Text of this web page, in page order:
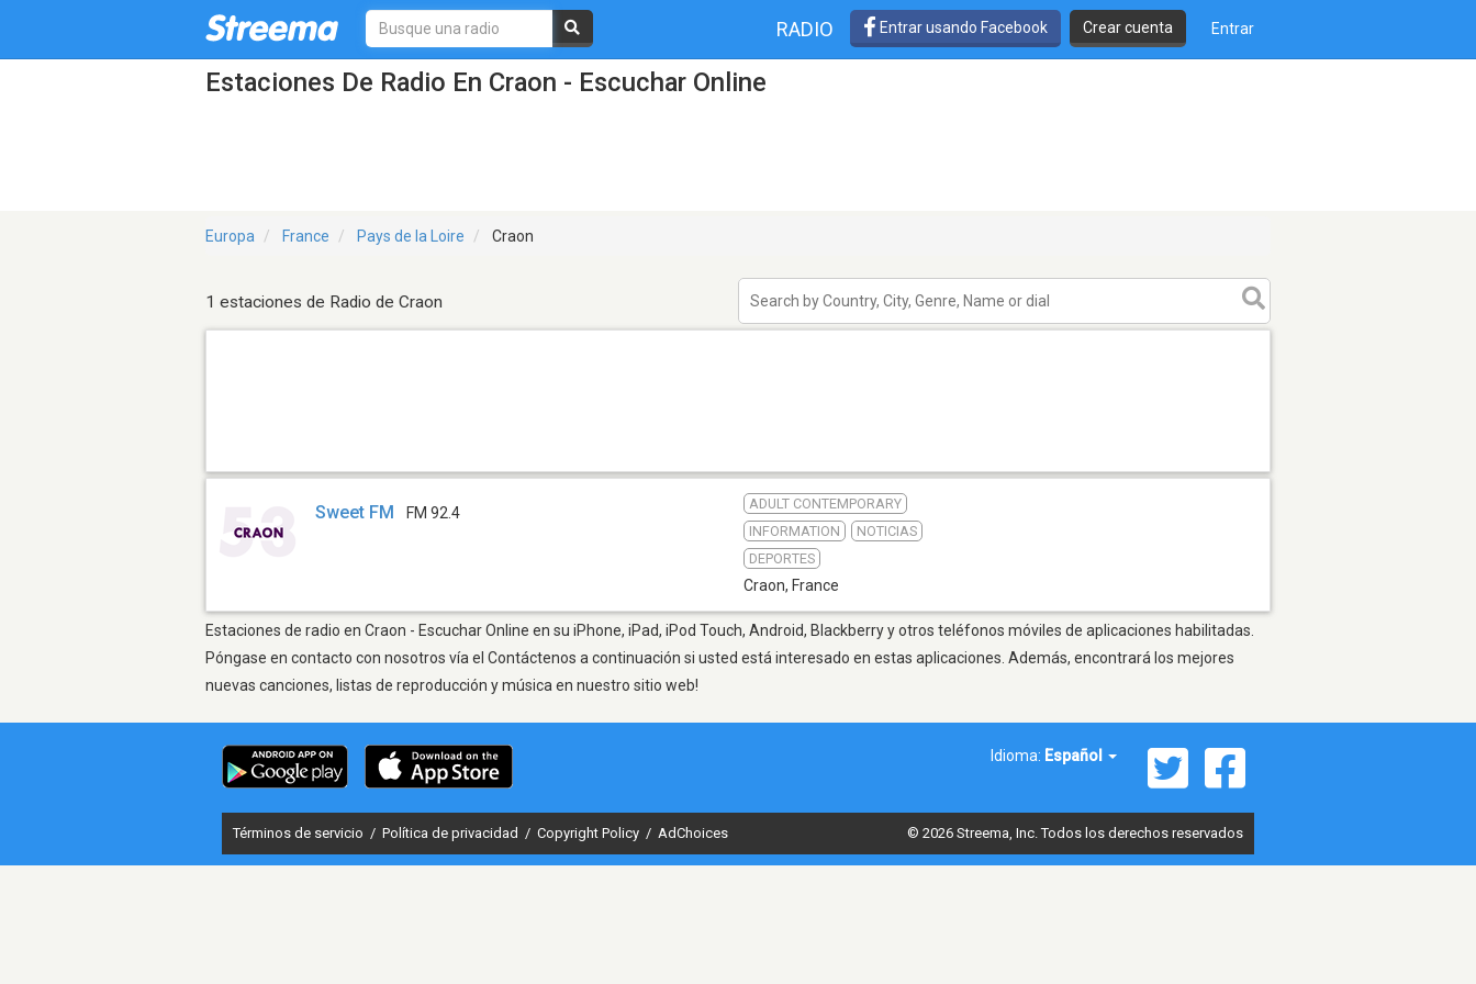
RADIO Entrar usando Facebook Crear cuenta Entrar
Estaciones De Radio En Craon - Escuchar Online
Europa France Pays de la Loire Craon
1 estaciones de Radio de Craon
Sweet FM FM 92.4
ADULT CONTEMPORARY
INFORMATION
NOTICIAS
DEPORTES
Craon, France
Estaciones de radio en Craon - Escuchar Online en su iPhone, iPad, iPod Touch, Android, Blackberry y otros teléfonos móviles de aplicaciones habilitadas.
Póngase en contacto con nosotros vía el Contáctenos a continuación si usted está interesado en estas aplicaciones. Además, encontrará los mejores
nuevas canciones, listas de reproducción y música en nuestro sitio web!
Idioma: Español
Términos de servicio / Política de privacidad / Copyright Policy / AdChoices © 2026 Streema, Inc. Todos los derechos reservados